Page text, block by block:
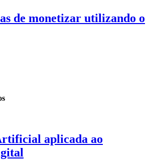
de monetizar utilizando o
aplicada ao